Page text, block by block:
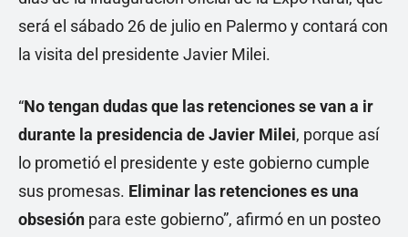
será el sábado 26 de julio en Palermo y contará con
la visita del presidente Javier Milei.
“No tengan dudas que las retenciones se van a ir
durante la presidencia de Javier Milei, porque así
lo prometió el presidente y este gobierno cumple
sus promesas. Eliminar las retenciones es una
obsesión para este gobierno”, afirmó en un posteo